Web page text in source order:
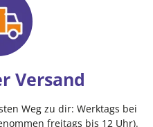
Versand
Weg zu dir: Werktags bei
freitags bis 12 Uhr).